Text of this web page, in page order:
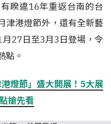
睽違16年重返台南的台
津港燈節外，還有全新藝
27日至3月3日登場，令
點。
燈節」盛大開展！5大展
搶先看